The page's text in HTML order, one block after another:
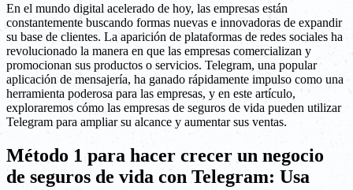
En el mundo digital acelerado de hoy, las empresas están
constantemente buscando formas nuevas e innovadoras de expandir
su base de clientes. La aparición de plataformas de redes sociales ha
revolucionado la manera en que las empresas comercializan y
promocionan sus productos o servicios. Telegram, una popular
aplicación de mensajería, ha ganado rápidamente impulso como una
herramienta poderosa para las empresas, y en este artículo,
exploraremos cómo las empresas de seguros de vida pueden utilizar
Telegram para ampliar su alcance y aumentar sus ventas.
Método 1 para hacer crecer un negocio
de seguros de vida con Telegram: Usa